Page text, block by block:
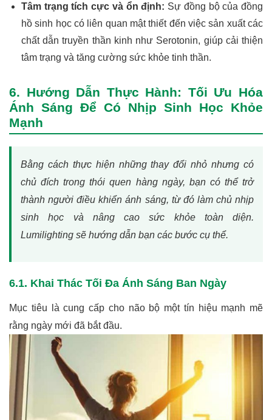
Tâm trạng tích cực và ổn định: Sự đồng bộ của đồng
hồ sinh học có liên quan mật thiết đến việc sản xuất các
chất dẫn truyền thần kinh như Serotonin, giúp cải thiện
tâm trạng và tăng cường sức khỏe tinh thần.
6. Hướng Dẫn Thực Hành: Tối Ưu Hóa
Ánh Sáng Để Có Nhịp Sinh Học Khỏe
Mạnh
Bằng cách thực hiện những thay đổi nhỏ nhưng có
chủ đích trong thói quen hàng ngày, bạn có thể trở
thành người điều khiển ánh sáng, từ đó làm chủ nhịp
sinh học và nâng cao sức khỏe toàn diện.
Lumilighting sẽ hướng dẫn bạn các bước cụ thể.
6.1. Khai Thác Tối Đa Ánh Sáng Ban Ngày
Mục tiêu là cung cấp cho não bộ một tín hiệu mạnh mẽ
rằng ngày mới đã bắt đầu.